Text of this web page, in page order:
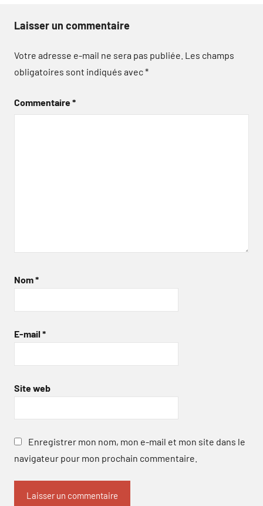
Laisser un commentaire
Votre adresse e-mail ne sera pas publiée. Les champs
obligatoires sont indiqués avec*
Commentaire*
Nom*
E-mail *
Site web
Enregistrer mon nom, mon e-mail et mon site dans le
navigateur pour mon prochain commentaire.